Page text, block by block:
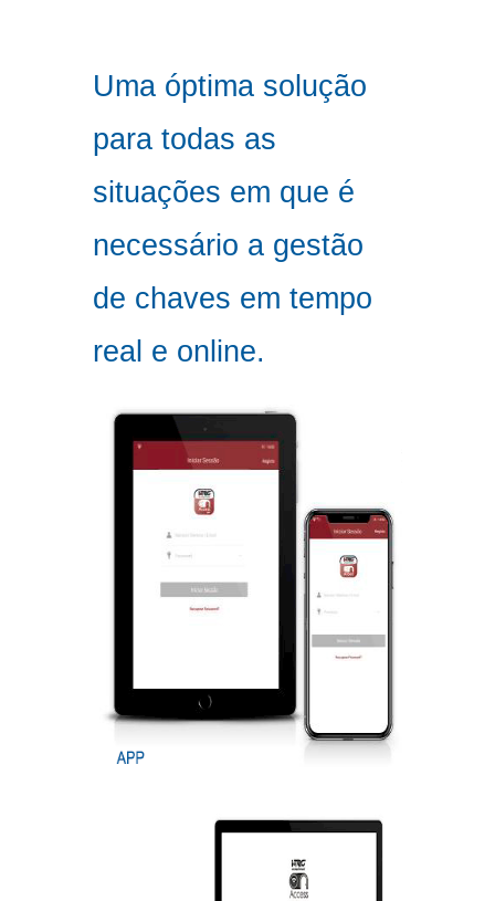
Uma óptima solução
para todas as
situações em que é
necessário a gestão
de chaves em tempo
real e online.